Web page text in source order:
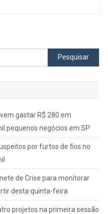
Pesquisar
por:
gastar R$ 280 em
pequenos negócios em SP
por furtos de fios no
de Crise para monitorar
desta quinta-feira
projetos na primeira sessão